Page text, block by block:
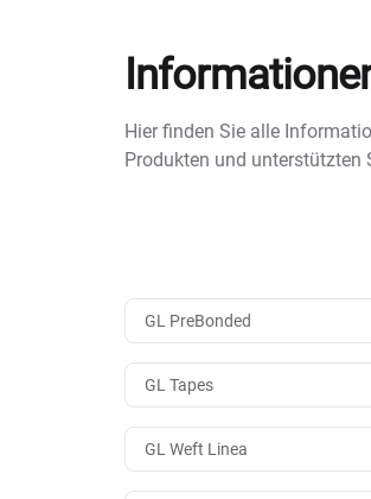
Hier finden Sie alle
Produkten und unterstützten
GL PreBonded
GL Tapes
GL Weft Linea